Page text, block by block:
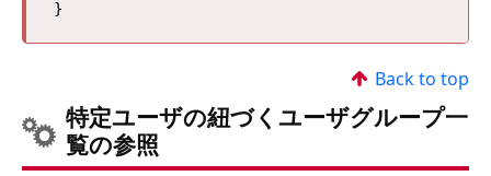
Back to top
特定ユーザの紐づくユーザグループ一
覧の参照